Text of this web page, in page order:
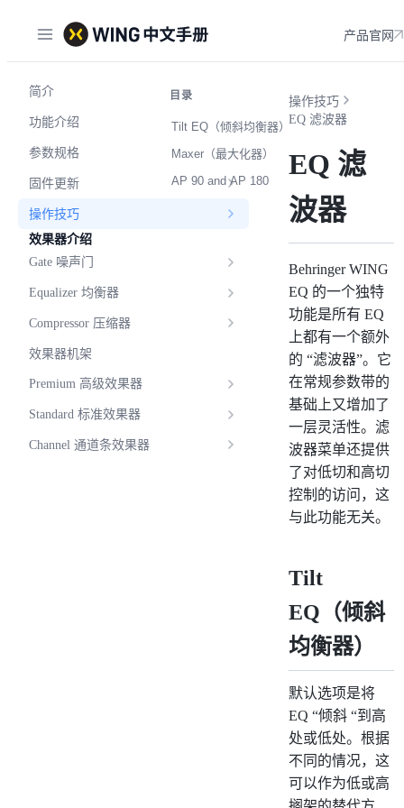
产品官网
简介
功能介绍
参数规格
固件更新
操作技巧
效果器介绍
Gate 噪声门
Equalizer 均衡器
Compressor 压缩器
效果器机架
Premium 高级效果器
Standard 标准效果器
Channel 通道条效果器
操作技巧
EQ 滤波器
EQ 滤
波器
Behringer WING
EQ 的一个独特
功能是所有 EQ
上都有一个额外
的 “滤波器”。它
在常规参数带的
基础上又增加了
一层灵活性。滤
波器菜单还提供
了对低切和高切
控制的访问，这
与此功能无关。
Tilt
EQ（倾斜
均衡器）
默认选项是将
EQ “倾斜 “到高
处或低处。根据
不同的情况，这
可以作为低或高
目录
Tilt EQ（倾斜均衡器）
Maxer（最大化器）
AP 90 and AP 180